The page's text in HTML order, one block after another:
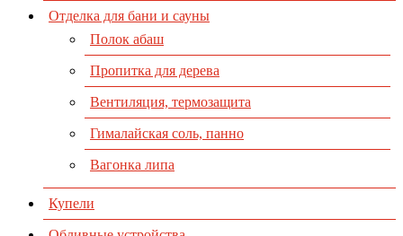
Отделка для бани и сауны
Полок абаш
Пропитка для дерева
Вентиляция, термозащита
Гималайская соль, панно
Вагонка липа
Купели